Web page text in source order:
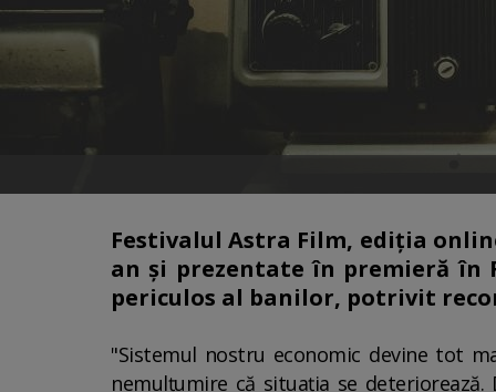
Festivalul Astra Film, ediţia
an şi prezentate în premieră în
periculos al banilor, potrivit
"Sistemul nostru economic devine tot
nemulţumire că situaţia se